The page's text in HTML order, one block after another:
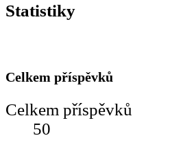
Statistiky
Celkem příspěvků
Celkem příspěvků
50